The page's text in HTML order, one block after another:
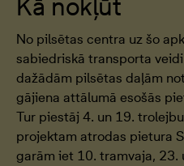
Kā nokļūt
No pilsētas centra uz šo
sabiedriskā transporta
dažādām pilsētas daļām
gājiena attālumā esošās
Tur piestāj 4. un 19.
projektam atrodas pietura
garām iet 10. tramvaja, 23.